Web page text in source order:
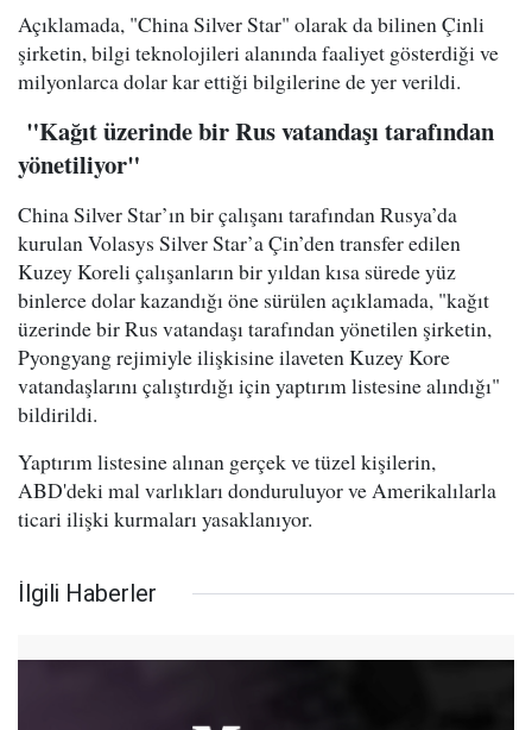
Açıklamada, "China Silver Star" olarak da bilinen Çinli
şirketin, bilgi teknolojileri alanında faaliyet gösterdiği ve
milyonlarca dolar kar ettiği bilgilerine de yer verildi.
"Kağıt üzerinde bir Rus vatandaşı tarafından
yönetiliyor"
China Silver Star’ın bir çalışanı tarafından Rusya’da
kurulan Volasys Silver Star’a Çin’den transfer edilen
Kuzey Koreli çalışanların bir yıldan kısa sürede yüz
binlerce dolar kazandığı öne sürülen açıklamada, "kağıt
üzerinde bir Rus vatandaşı tarafından yönetilen şirketin,
Pyongyang rejimiyle ilişkisine ilaveten Kuzey Kore
vatandaşlarını çalıştırdığı için yaptırım listesine alındığı"
bildirildi.
Yaptırım listesine alınan gerçek ve tüzel kişilerin,
ABD'deki mal varlıkları donduruluyor ve Amerikalılarla
ticari ilişki kurmaları yasaklanıyor.
İlgili Haberler